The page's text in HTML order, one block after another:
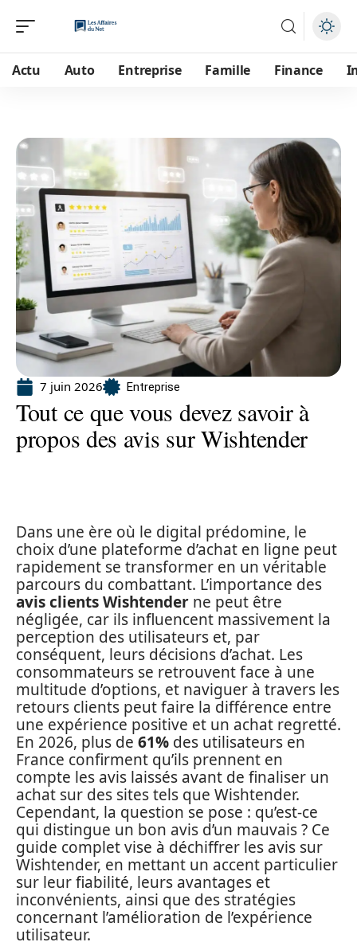
Actu Auto Entreprise Famille Finance
7 juin 2026 Entreprise
Tout ce que vous devez savoir à
propos des avis sur Wishtender
Dans une ère où le digital prédomine, le
choix d’une plateforme d’achat en ligne peut
rapidement se transformer en un véritable
parcours du combattant. L’importance des
avis clients Wishtender ne peut être
négligée, car ils influencent massivement la
perception des utilisateurs et, par
conséquent, leurs décisions d’achat. Les
consommateurs se retrouvent face à une
multitude d’options, et naviguer à travers les
retours clients peut faire la différence entre
une expérience positive et un achat regretté.
En 2026, plus de 61% des utilisateurs en
France confirment qu’ils prennent en
compte les avis laissés avant de finaliser un
achat sur des sites tels que Wishtender.
Cependant, la question se pose : qu’est-ce
qui distingue un bon avis d’un mauvais ? Ce
guide complet vise à déchiffrer les avis sur
Wishtender, en mettant un accent particulier
sur leur fiabilité, leurs avantages et
inconvénients, ainsi que des stratégies
concernant l’amélioration de l’expérience
utilisateur.